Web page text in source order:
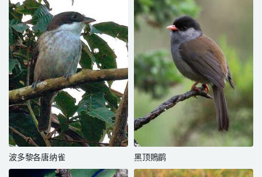
波多黎各唐纳雀 黑顶鵙鹛